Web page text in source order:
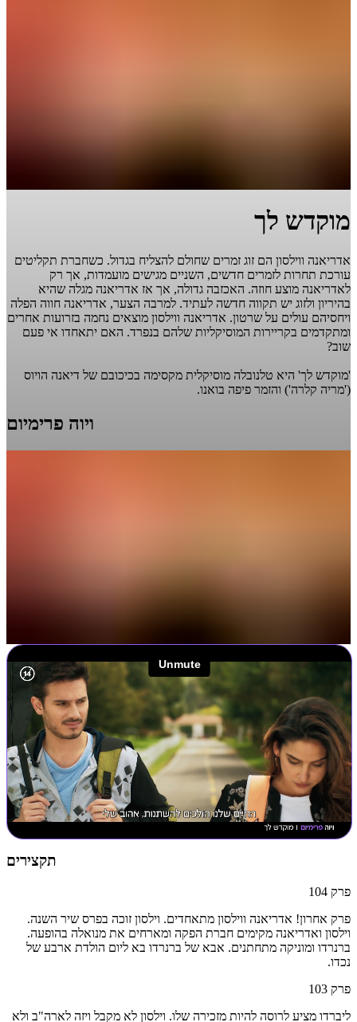
מוקדש לך
אדריאנה ווילסון הם זוג זמרים שחולם להצליח בגדול. כשחברת תקליטים
עורכת תחרות לזמרים חדשים, השניים מגישים מועמדות, אך רק
לאדריאנה מוצע חוזה. האכזבה גדולה, אך אז אדריאנה מגלה שהיא
בהיריון ולזוג יש תקווה חדשה לעתיד. למרבה הצער, אדריאנה חווה הפלה
ויחסיהם עולים על שרטון. אדריאנה ווילסון מוצאים נחמה בזרועות אחרים
ומתקדמים בקריירות המוסיקליות שלהם בנפרד. האם יתאחדו אי פעם
שוב?
'מוקדש לך' היא טלנובלה מוסיקלית מקסימה בכיכובם של דיאנה הויוס
('מריה קלרה') והזמר פיפה בואנו.
ויוה פרימיום
תקצירים
פרק 104
פרק אחרון! אדריאנה ווילסון מתאחדים. וילסון זוכה בפרס שיר השנה.
וילסון ואדריאנה מקימים חברת הפקה ומארחים את מנואלה בהופעה.
ברנרדו ומוניקה מתחתנים. אבא של ברנרדו בא ליום הולדת ארבע של
נכדו.
פרק 103
ליברדו מציע לרוסה להיות מזכירה שלו. וילסון לא מקבל ויזה לארה"ב ולא